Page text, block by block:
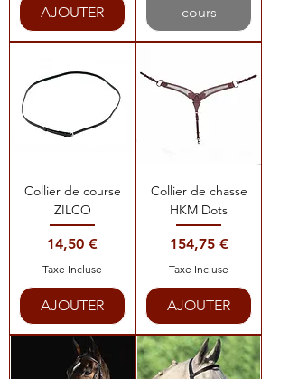
AJOUTER
cours
Collier de course
ZILCO
Prix
14,50 €
Taxe Incluse
AJOUTER
Collier de chasse
HKM Dots
Prix
154,75 €
Taxe Incluse
AJOUTER